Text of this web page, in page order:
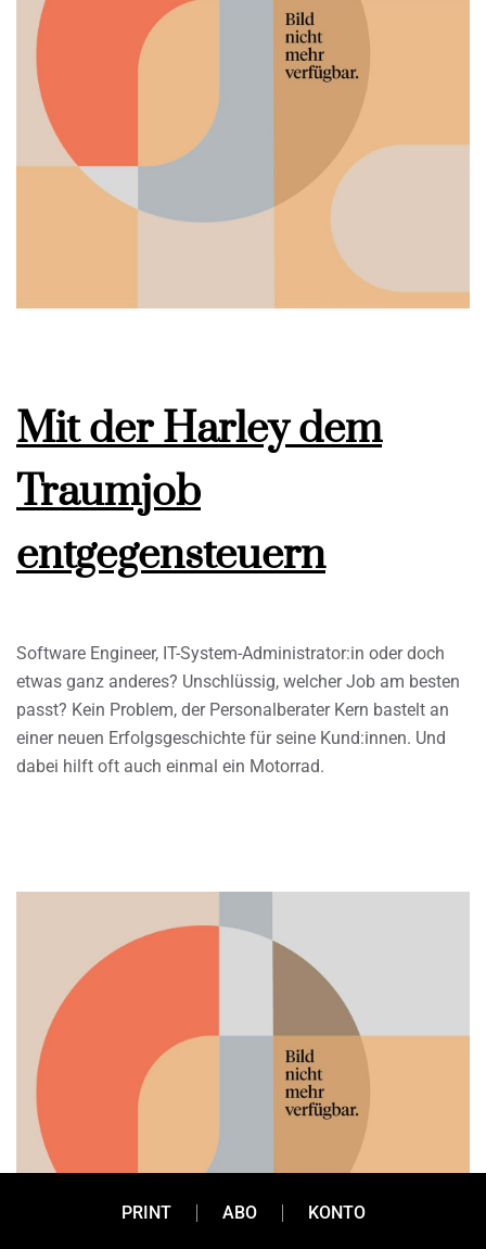
Mit der Harley dem
Traumjob
entgegensteuern
Software Engineer, IT-System-Administrator:in oder doch
etwas ganz anderes? Unschlüssig, welcher Job am besten
passt? Kein Problem, der Personalberater Kern bastelt an
einer neuen Erfolgsgeschichte für seine Kund:innen. Und
dabei hilft oft auch einmal ein Motorrad.
PRINT ABO KONTO